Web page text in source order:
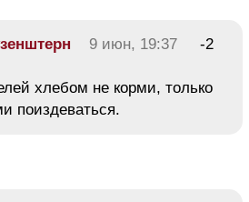
9 июн, 19:37 -2
хлебом не корми, только
поиздеваться.